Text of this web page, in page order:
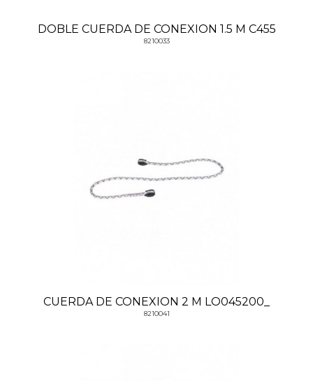
DOBLE CUERDA DE CONEXION 1.5 M C455
8210033
CUERDA DE CONEXION 2 M LO045200_
8210041